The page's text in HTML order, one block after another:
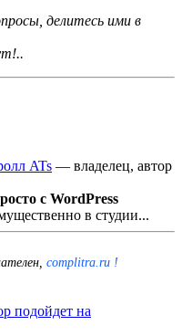
делитесь ими в
ATs — владелец, автор
с WordPress
в студии...
complitra.ru !
подойдет на